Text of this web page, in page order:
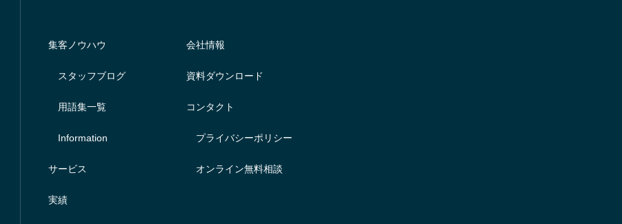
集客ノウハウ
スタッフブログ
用語集一覧
Information
サービス
実績
会社情報
資料ダウンロード
コンタクト
プライバシーポリシー
オンライン無料相談